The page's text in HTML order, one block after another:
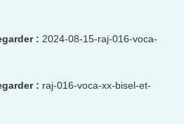
: 2024-08-15-raj-016-voca-
: raj-016-voca-xx-bisel-et-